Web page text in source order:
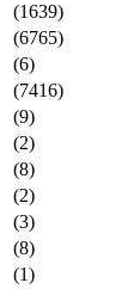
(1639)
(6765)
(6)
(7416)
(9)
(2)
(8)
(2)
(3)
(8)
(1)